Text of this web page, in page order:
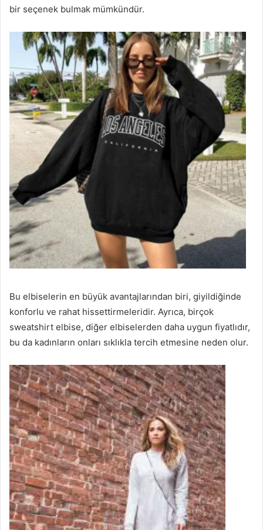
bir seçenek bulmak mümkündür.
Bu elbiselerin en büyük avantajlarından biri, giyildiğinde
konforlu ve rahat hissettirmeleridir. Ayrıca, birçok
sweatshirt elbise, diğer elbiselerden daha uygun fiyatlıdır,
bu da kadınların onları sıklıkla tercih etmesine neden olur.